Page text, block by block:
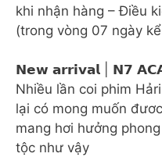
khi nhận hàng – Điều
(trong vòng 07 ngày
𝗡𝗲𝘄 𝗮𝗿𝗿𝗶𝘃𝗮𝗹 | 𝗡𝟳
Nhiều lần coi phim
lại có mong muốn
mang hơi hưởng
tộc như vậy